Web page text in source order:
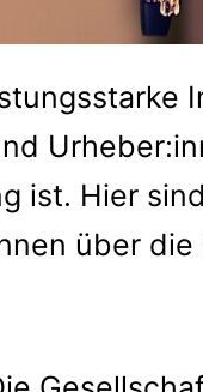
ist. Hier
über die